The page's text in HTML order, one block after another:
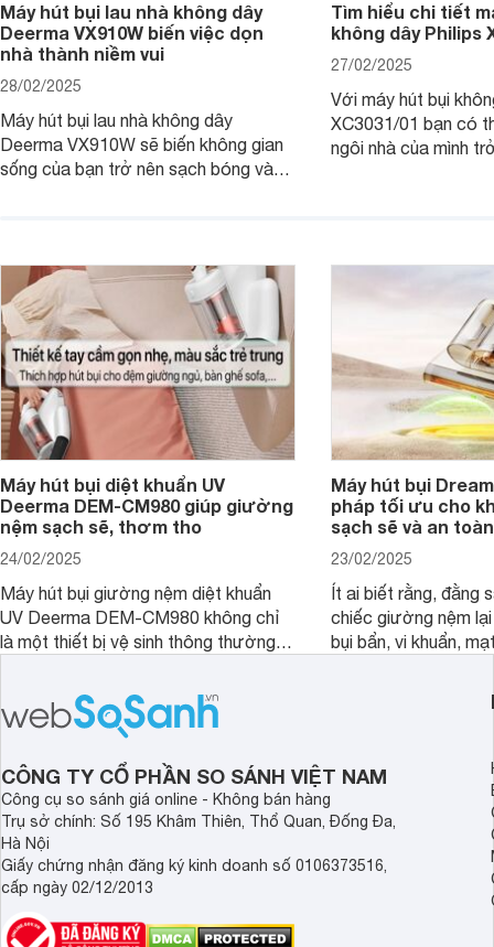
Máy hút bụi lau nhà không dây
Deerma VX910W biến việc dọn
nhà thành niềm vui
28/02/2025
Máy hút bụi lau nhà không dây
Deerma VX910W sẽ biến không gian
sống của bạn trở nên sạch bóng và
VX910W mang lại!
Tìm hiểu chi tiết
không dây Philips
27/02/2025
Với máy hút bụi
XC3031/01 bạn có
ngôi nhà của mình
Máy hút bụi diệt khuẩn UV
Deerma DEM-CM980 giúp giường
nệm sạch sẽ, thơm tho
24/02/2025
Máy hút bụi giường nệm diệt khuẩn
UV Deerma DEM-CM980 không chỉ
là một thiết bị vệ sinh thông thường,
thiết kế thông minh, tối ưu hóa trải
nghiệm người dùng. Cùng
Websosanh.vn đi tìm hiểu chi tiết sản
phẩm nhé.
Máy hút bụi
pháp tối ưu cho
sạch sẽ và an toàn
23/02/2025
Ít ai biết rằng, đằng
chiếc giường nệm
bụi bẩn, vi khuẩn,
Dreame đã cho ra
bụi giường nệm
tối ưu cho không
an toàn.
CÔNG TY CỔ PHẦN SO SÁNH VIỆT NAM
Công cụ so sánh giá online - Không bán hàng
Trụ sở chính: Số 195 Khâm Thiên, Thổ Quan, Đống Đa,
Hà Nội
Giấy chứng nhận đăng ký kinh doanh số 0106373516,
cấp ngày 02/12/2013